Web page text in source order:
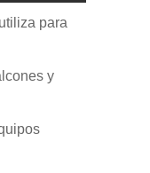
para
y